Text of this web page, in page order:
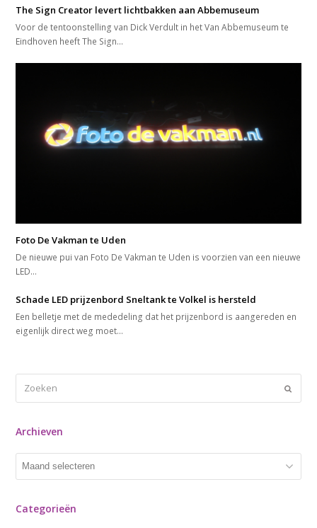
The Sign Creator levert lichtbakken aan Abbemuseum
Voor de tentoonstelling van Dick Verdult in het Van Abbemuseum te
Eindhoven heeft The Sign…
Foto De Vakman te Uden
De nieuwe pui van Foto De Vakman te Uden is voorzien van een nieuwe
LED…
Schade LED prijzenbord Sneltank te Volkel is hersteld
Een belletje met de mededeling dat het prijzenbord is aangereden en
eigenlijk direct weg moet…
Archieven
Archieven
Categorieën